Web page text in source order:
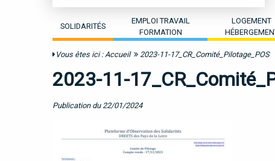
SOLIDARITÉS
EMPLOI TRAVAIL
FORMATION
LOGEMENT
Vous êtes ici : Accueil 2023-11-17_CR_Comité_Pilotage_POS
2023-11-
Publication du 22/01/2024